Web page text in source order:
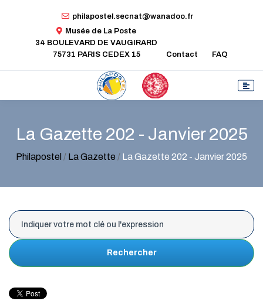
philapostel.secnat@wanadoo.fr
Musée de La Poste
34 BOULEVARD DE VAUGIRARD
75731 PARIS CEDEX 15
Contact FAQ
La Gazette 202 - Janvier 2025
Philapostel / La Gazette / La Gazette 202 - Janvier 2025
Rechercher